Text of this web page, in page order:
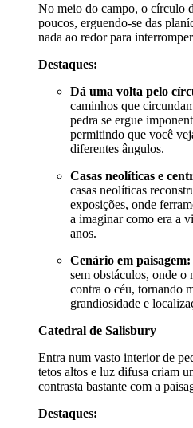
No meio do campo, o círculo
poucos, erguendo-se das
nada ao redor para
Destaques:
Dá uma volta pelo
caminhos que
pedra se ergue
permitindo que você
diferentes ângulos.
Casas neolíticas e
casas neolíticas
exposições, onde
a imaginar como era a
anos.
Cenário em paisagem:
sem obstáculos, onde o
contra o céu, tornando
grandiosidade e
Catedral de Salisbury
Entra num vasto interior de
tetos altos e luz difusa criam
contrasta bastante com a
Destaques: